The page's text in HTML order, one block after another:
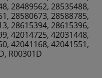
28489562, 28535488,
28580673, 28588785,
28615394, 28615396,
42014725, 42031448,
42041168, 42041551,
R00301D